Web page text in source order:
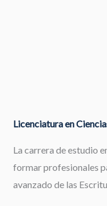
Licenciatura en
La carrera de estudio
formar profesionales
avanzado de las